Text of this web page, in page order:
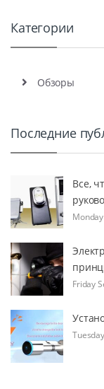
Категории
Обзоры
Последние
Все,
Friday